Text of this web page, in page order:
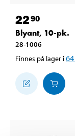
2290
Blyant, 10-pk.
28-1006
Finnes på lager i64